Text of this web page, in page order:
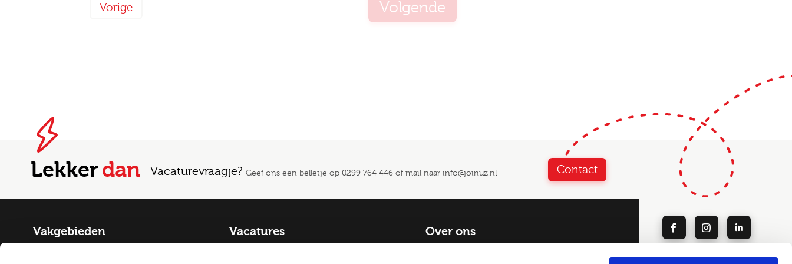
Vorige Volgende
Lekkerdan Vacaturevraagje? Geef ons een belletje op 0299 764 446 of mail naar info@joinuz.nl Contact
Vakgebieden Vacatures Over ons